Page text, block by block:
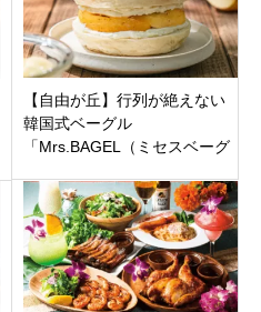
【自由が丘】行列が絶えない
韓国式ベーグル
「Mrs.BAGEL（ミセスベーグ
必至の秘密とこだわり